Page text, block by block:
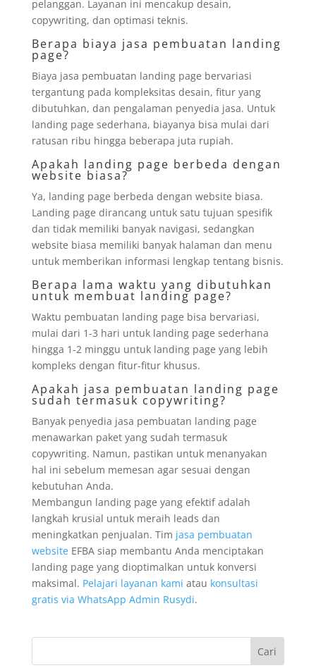
pelanggan. Layanan ini mencakup desain,
copywriting, dan optimasi teknis.
Berapa biaya jasa pembuatan landing
page?
Biaya jasa pembuatan landing page bervariasi
tergantung pada kompleksitas desain, fitur yang
dibutuhkan, dan pengalaman penyedia jasa. Untuk
landing page sederhana, biayanya bisa mulai dari
ratusan ribu hingga beberapa juta rupiah.
Apakah landing page berbeda dengan
website biasa?
Ya, landing page berbeda dengan website biasa.
Landing page dirancang untuk satu tujuan spesifik
dan tidak memiliki banyak navigasi, sedangkan
website biasa memiliki banyak halaman dan menu
untuk memberikan informasi lengkap tentang bisnis.
Berapa lama waktu yang dibutuhkan
untuk membuat landing page?
Waktu pembuatan landing page bisa bervariasi,
mulai dari 1-3 hari untuk landing page sederhana
hingga 1-2 minggu untuk landing page yang lebih
kompleks dengan fitur-fitur khusus.
Apakah jasa pembuatan landing page
sudah termasuk copywriting?
Banyak penyedia jasa pembuatan landing page
menawarkan paket yang sudah termasuk
copywriting. Namun, pastikan untuk menanyakan
hal ini sebelum memesan agar sesuai dengan
kebutuhan Anda.
Membangun landing page yang efektif adalah
langkah krusial untuk meraih leads dan
meningkatkan penjualan. Tim jasa pembuatan
websiteEFBA siap membantu Anda menciptakan
landing page yang dioptimalkan untuk konversi
maksimal. Pelajari layanan kami atau konsultasi
gratis via WhatsApp Admin Rusydi.
Cari